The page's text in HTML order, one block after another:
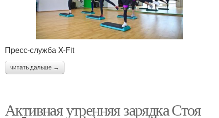
Пресс-служба X-Fit
читать дальше →
Активная утренняя зарядка Стоя